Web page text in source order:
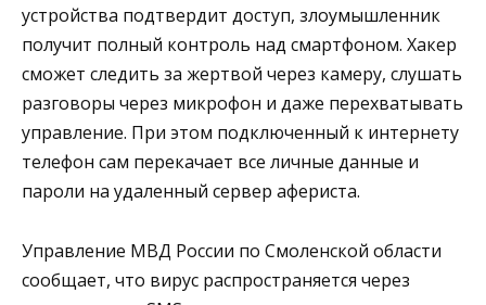
устройства подтвердит доступ, злоумышленник
получит полный контроль над смартфоном. Хакер
сможет следить за жертвой через камеру, слушать
разговоры через микрофон и даже перехватывать
управление. При этом подключенный к интернету
телефон сам перекачает все личные данные и
пароли на удаленный сервер афериста.
Управление МВД России по Смоленской области
сообщает, что вирус распространяется через